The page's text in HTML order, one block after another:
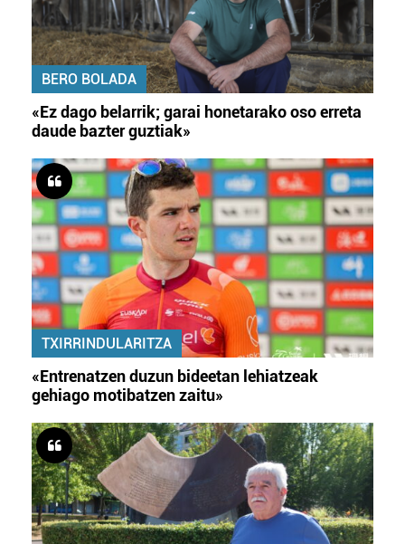
BERO BOLADA
«Ez dago belarrik; garai honetarako oso erreta
daude bazter guztiak»
TXIRRINDULARITZA
«Entrenatzen duzun bideetan lehiatzeak
gehiago motibatzen zaitu»